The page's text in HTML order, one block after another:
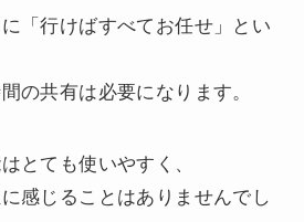
「行けばすべてお任せ」とい
の共有は必要になります。
とても使いやすく、
感じることはありませんでし